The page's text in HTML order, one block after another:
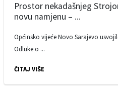
Prostor nekadašnjeg
novu namjenu – ...
Općinsko vijeće Novo Sarajevo
Odluke o ...
ČITAJ VIŠE